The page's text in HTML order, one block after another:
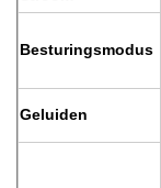
Besturingsmodus
Geluiden